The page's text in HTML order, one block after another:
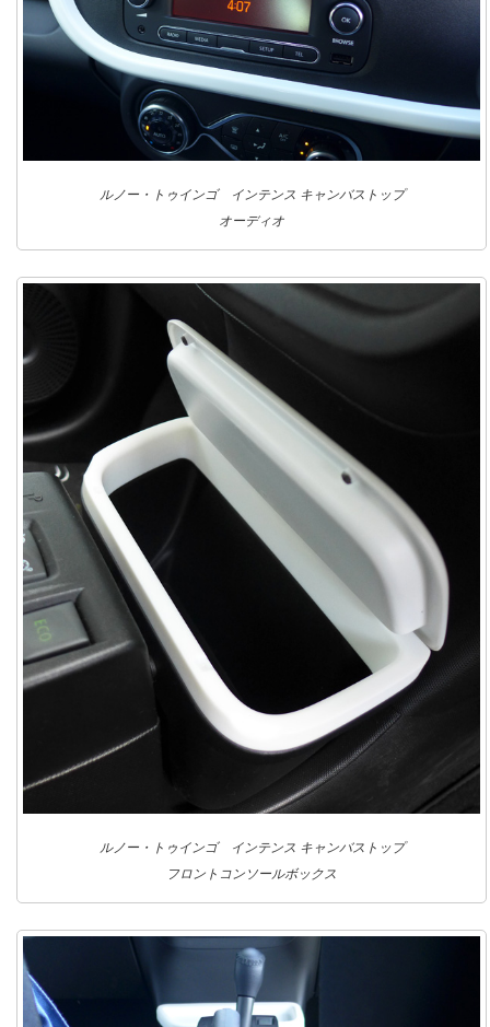
ルノー・トゥインゴ インテンス キャンバストップ
オーディオ
ルノー・トゥインゴ インテンス キャンバストップ
フロントコンソールボックス